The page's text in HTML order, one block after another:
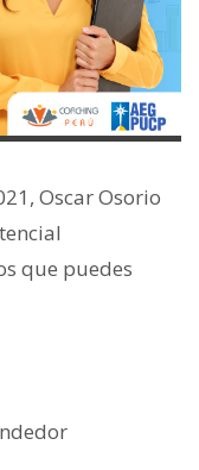
Oscar Osorio
que puedes